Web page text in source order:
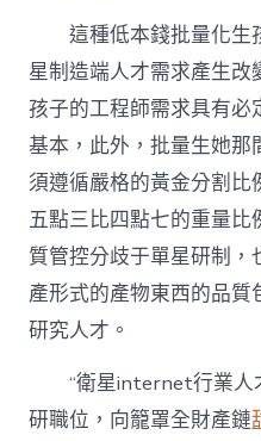
這種低本錢批量化生
星制造端人才需求產生
孩子的工程師需求具有
基本，此外，批量生她
須遵循嚴格的黃金分割
五點三比四點七的重量
質管控分歧于單星研制，
產形式的產物東西的品質
研究人才。
“衛星internet行業人
研職位，向籠罩全財產鏈